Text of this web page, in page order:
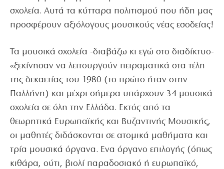
σχολεία. Αυτά τα κύτταρα πολιτισμού που ήδη μας
προσφέρουν αξιόλογους μουσικούς νέας εσοδείας!
Τα μουσικά σχολεία -διαβάζω κι εγώ στο διαδίκτυο-
«ξεκίνησαν να λειτουργούν πειραματικά στα τέλη
της δεκαετίας του 1980 (το πρώτο ήταν στην
Παλλήνη) και μέχρι σήμερα υπάρχουν 34 μουσικά
σχολεία σε όλη την Ελλάδα. Εκτός από τα
θεωρητικά Ευρωπαϊκής και Βυζαντινής Μουσικής,
οι μαθητές διδάσκονται σε ατομικά μαθήματα και
τρία μουσικά όργανα. Ενα όργανο επιλογής (όπως
κιθάρα, ούτι, βιολί παραδοσιακό ή ευρωπαϊκό,